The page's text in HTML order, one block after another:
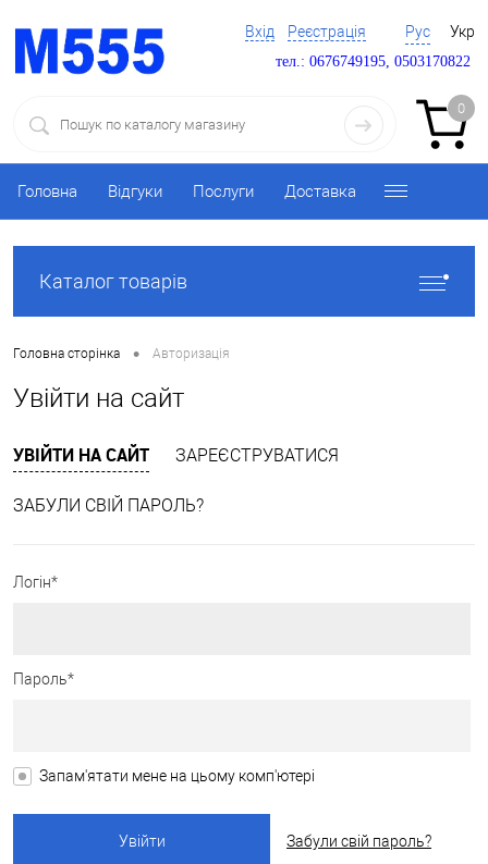
Вхід Реєстрація Рус Укр
тел.: 0676749195, 0503170822
0
Головна Відгуки Послуги Доставка
Каталог товарів
Головна сторінка • Авторизація
Увійти на сайт
УВІЙТИ НА САЙТ ЗАРЕЄСТРУВАТИСЯ
ЗАБУЛИ СВІЙ ПАРОЛЬ?
Логін*
Пароль*
Запам'ятати мене на цьому комп'ютері
Забули свій пароль?